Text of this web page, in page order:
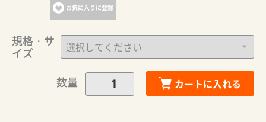
お気に入りに登録
規格・サ
イズ
数量
カートに入れる